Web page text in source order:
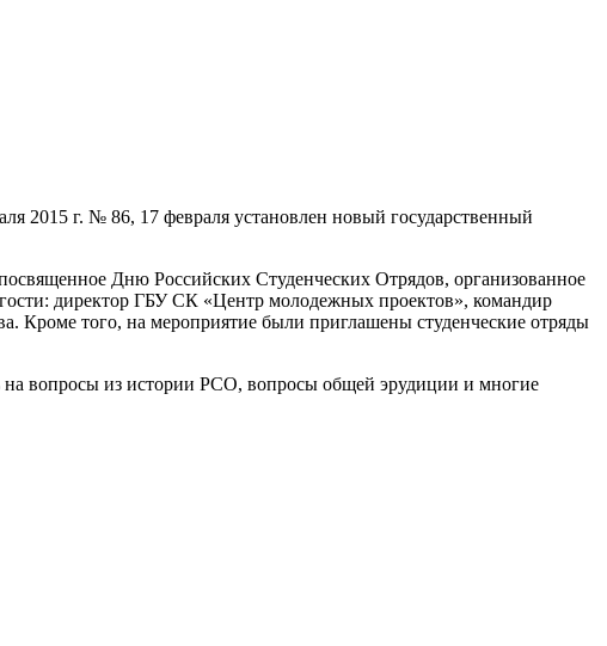
2015 г. № 86, 17 февраля установлен новый государственный
Дню Российских Студенческих Отрядов, организованное
директор ГБУ СК «Центр молодежных проектов», командир
Кроме того, на мероприятие были приглашены студенческие отряды
на вопросы из истории РСО, вопросы общей эрудиции и многие